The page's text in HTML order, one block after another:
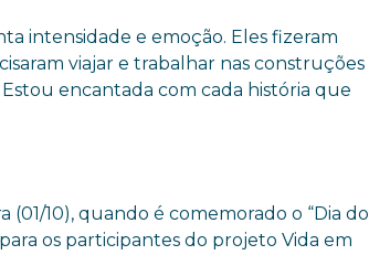
intensidade e emoção. Eles fizeram
viajar e trabalhar nas construções
encantada com cada história que
10), quando é comemorado o “Dia do
os participantes do projeto Vida em